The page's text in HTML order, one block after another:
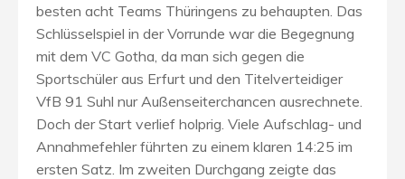
besten acht Teams Thüringens zu behaupten. Das
Schlüsselspiel in der Vorrunde war die Begegnung
mit dem VC Gotha, da man sich gegen die
Sportschüler aus Erfurt und den Titelverteidiger
VfB 91 Suhl nur Außenseiterchancen ausrechnete.
Doch der Start verlief holprig. Viele Aufschlag- und
Annahmefehler führten zu einem klaren 14:25 im
ersten Satz. Im zweiten Durchgang zeigte das